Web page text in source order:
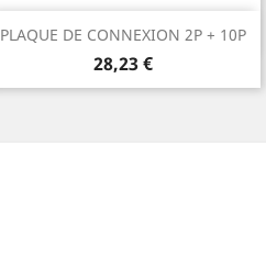
PLAQUE DE CONNEXION 2P + 10P
Prix
28,23 €
Aperçu rapide